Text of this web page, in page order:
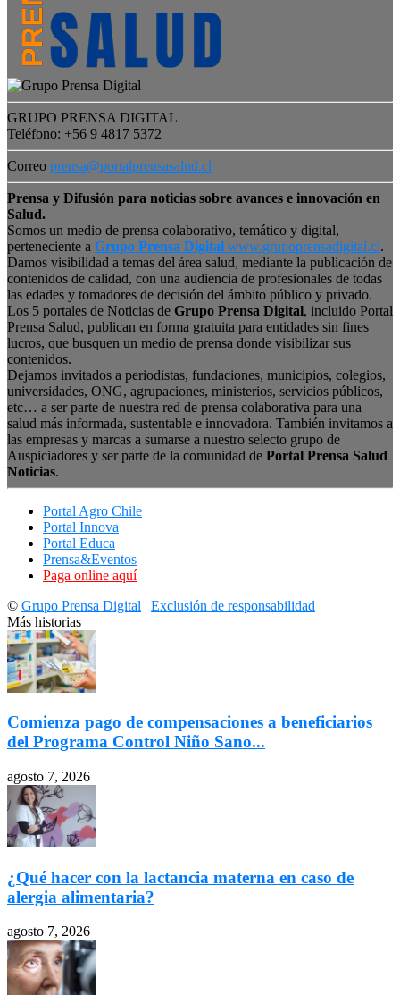
GRUPO PRENSA DIGITAL
Teléfono: +56 9 4817 5372
Correo prensa@portalprensasalud.cl
Prensa y Difusión para noticias sobre avances e innovación en
Salud.
Somos un medio de prensa colaborativo, temático y digital,
perteneciente a Grupo Prensa Digital www.grupoprensadigital.cl.
Damos visibilidad a temas del área salud, mediante la publicación de
contenidos de calidad, con una audiencia de profesionales de todas
las edades y tomadores de decisión del ámbito público y privado.
Los 5 portales de Noticias de Grupo Prensa Digital, incluido Portal
Prensa Salud, publican en forma gratuita para entidades sin fines
lucros, que busquen un medio de prensa donde visibilizar sus
contenidos.
Dejamos invitados a periodistas, fundaciones, municipios, colegios,
universidades, ONG, agrupaciones, ministerios, servicios públicos,
etc… a ser parte de nuestra red de prensa colaborativa para una
salud más informada, sustentable e innovadora. También invitamos a
las empresas y marcas a sumarse a nuestro selecto grupo de
Auspiciadores y ser parte de la comunidad de Portal Prensa Salud
Noticias.
Portal Agro Chile
Portal Innova
Portal Educa
Prensa&Eventos
Paga online aquí
© Grupo Prensa Digital | Exclusión de responsabilidad
Más historias
Comienza pago de compensaciones a beneficiarios
del Programa Control Niño Sano...
agosto 7, 2026
¿Qué hacer con la lactancia materna en caso de
alergia alimentaria?
agosto 7, 2026